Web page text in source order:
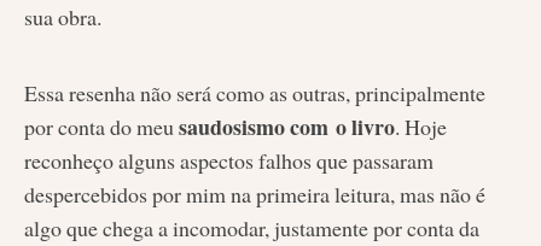
sua obra.
Essa resenha não será como as outras, principalmente
por conta do meusaudosismo com o livro. Hoje
reconheço alguns aspectos falhos que passaram
despercebidos por mim na primeira leitura, mas não é
algo que chega a incomodar, justamente por conta da